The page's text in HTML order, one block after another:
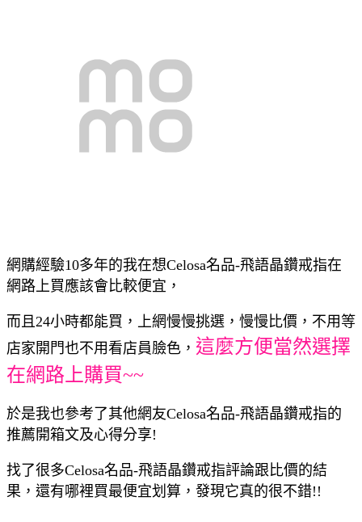
網購經驗10多年的我在想Celosa名品-飛語晶鑽戒指在
網路上買應該會比較便宜，
而且24小時都能買，上網慢慢挑選，慢慢比價，不用等
店家開門也不用看店員臉色， 這麼方便當然選擇
在網路上購買~~
於是我也參考了其他網友Celosa名品-飛語晶鑽戒指的
推薦開箱文及心得分享!
找了很多Celosa名品-飛語晶鑽戒指評論跟比價的結
果，還有哪裡買最便宜划算，發現它真的很不錯!!